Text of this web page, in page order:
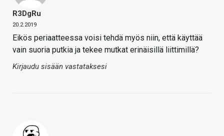
R3DgRu
20.2.2019
Eikös periaatteessa voisi tehdä myös niin, että käyttää
vain suoria putkia ja tekee mutkat erinäisillä liittimillä?
Kirjaudu sisään vastataksesi